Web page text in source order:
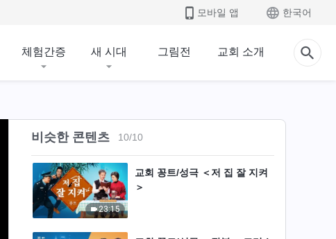
모바일 앱 한국어
체험간증 새 시대 그림전 교회 소개
비슷한 콘텐츠 10/10
배＞ 교회 꽁트/성극 (한국어 더
20:57
(자막판)
23:15
교회 꽁트/성극 ＜저 집 잘 지켜
＞